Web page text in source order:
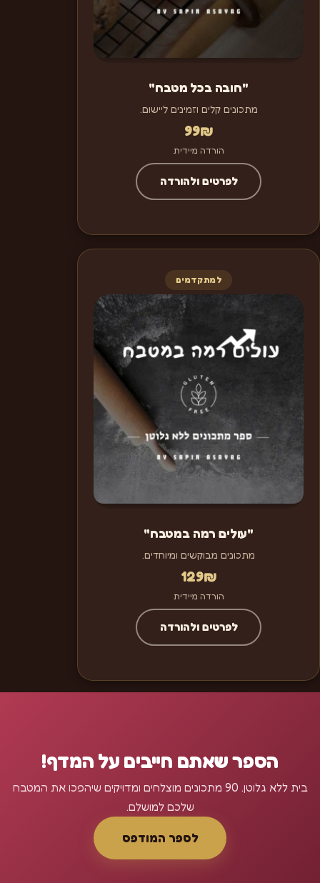
"חובה בכל מטבח"
מתכונים קלים וזמינים ליישום.
99₪
הורדה מיידית
לפרטים ולהורדה
למתקדמים
"עולים רמה במטבח"
מתכונים מבוקשים ומיוחדים.
129₪
הורדה מיידית
לפרטים ולהורדה
הספר שאתם חייבים על המדף!
בית ללא גלוטן. 90 מתכונים מוצלחים ומדויקים שיהפכו את המטבח
שלכם למושלם.
לספר המודפס